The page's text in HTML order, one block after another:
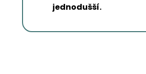
jednodušší.